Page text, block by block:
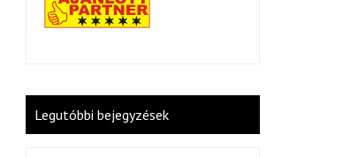
Legutóbbi bejegyzések